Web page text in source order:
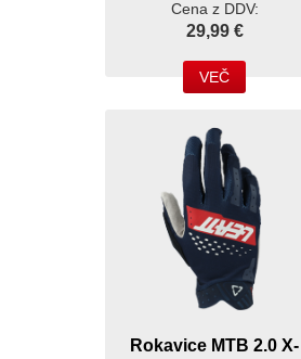
Cena z DDV:
29,99 €
VEČ
Rokavice MTB 2.0 X-